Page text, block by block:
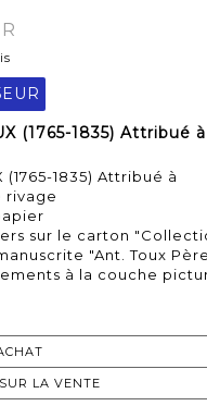
(1765-1835) Attribué
(1765-1835) Attribué à
rivage
sur le carton
"Ant. Toux
à la couche
LA VENTE